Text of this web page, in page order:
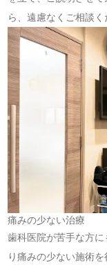
ら、遠慮なくご相談く
痛みの少ない治療
歯科医院が苦手な方
り痛みの少ない施術